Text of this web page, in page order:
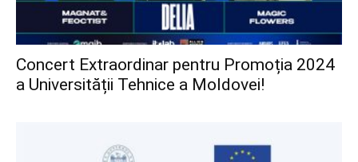
Concert Extraordinar pentru Promoția 2024
a Universității Tehnice a Moldovei!